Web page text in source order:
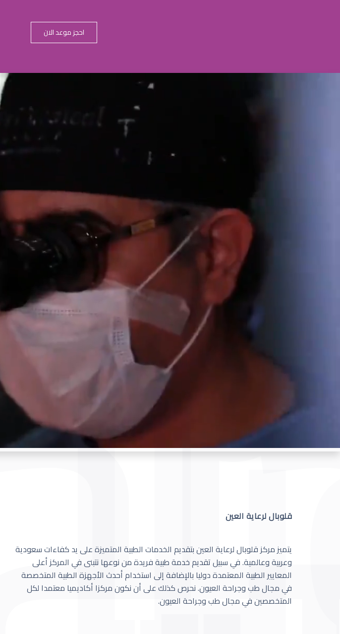
احجز موعد الان
قلوبال لرعاية العين
يتميز مركز قلوبال لرعاية العين بتقديم الخدمات الطبية المتميزة على يد كفاءات سعودية
وعربية وعالمية. في سبيل تقديم خدمة طبية فريدة من نوعها نتبنى في المركز أعلى
المعايير الطبية المعتمدة دوليا بالإضافة إلى استخدام أحدث الأجهزة الطبية المتخصصة
في مجال طب وجراحة العيون. نحرص كذلك على أن نكون مركزا أكاديميا معتمدا لكل
المتخصصين في مجال طب وجراحة العيون.